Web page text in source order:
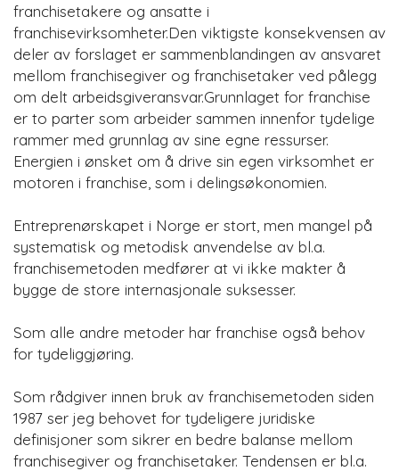
franchisetakere og ansatte i
franchisevirksomheter.Den viktigste konsekvensen av
deler av forslaget er sammenblandingen av ansvaret
mellom franchisegiver og franchisetaker ved pålegg
om delt arbeidsgiveransvar.Grunnlaget for franchise
er to parter som arbeider sammen innenfor tydelige
rammer med grunnlag av sine egne ressurser.
Energien i ønsket om å drive sin egen virksomhet er
motoren i franchise, som i delingsøkonomien.
Entreprenørskapet i Norge er stort, men mangel på
systematisk og metodisk anvendelse av bl.a.
franchisemetoden medfører at vi ikke makter å
bygge de store internasjonale suksesser.
Som alle andre metoder har franchise også behov
for tydeliggjøring.
Som rådgiver innen bruk av franchisemetoden siden
1987 ser jeg behovet for tydeligere juridiske
definisjoner som sikrer en bedre balanse mellom
franchisegiver og franchisetaker. Tendensen er bl.a.